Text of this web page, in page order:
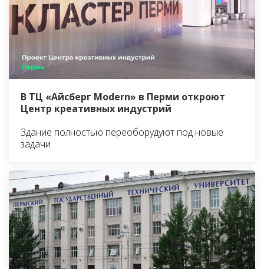
В ТЦ «Айсберг Modern» в Перми откроют
Центр креативных индустрий
Здание полностью переоборудуют под новые
задачи